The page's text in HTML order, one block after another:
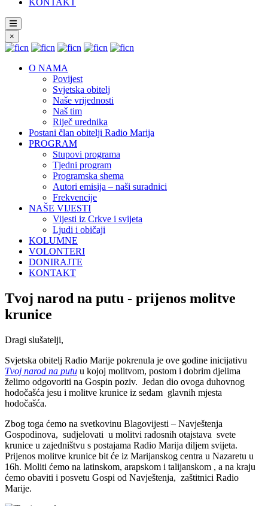
KONTAKT
×
O NAMA
Povijest
Svjetska obitelj
Naše vrijednosti
Naš tim
Riječ urednika
Postani član obitelji Radio Marija
PROGRAM
Stupovi programa
Tjedni program
Programska shema
Autori emisija – naši suradnici
Frekvencije
NAŠE VIJESTI
Vijesti iz Crkve i svijeta
Ljudi i običaji
KOLUMNE
VOLONTERI
DONIRAJTE
KONTAKT
Tvoj narod na putu - prijenos molitve
krunice
Dragi slušatelji,
Svjetska obitelj Radio Marije pokrenula je ove godine inicijativu
Tvoj narod na putu u kojoj molitvom, postom i dobrim djelima
želimo odgovoriti na Gospin poziv. Jedan dio ovoga duhovnog
hodočašća jesu i molitve krunice iz sedam glavnih mjesta
hodočašća.
Zbog toga ćemo na svetkovinu Blagovijesti – Navještenja
Gospodinova, sudjelovati u molitvi radosnih otajstava svete
krunice u zajedništvu s postajama Radio Marija diljem svijeta.
Prijenos molitve krunice bit će iz Marijanskog centra u Nazaretu u
16h. Moliti ćemo na latinskom, arapskom i talijanskom , a na kraju
ćemo obaviti i posvetu Gospi od Navještenja, zaštitnici Radio
Marije.